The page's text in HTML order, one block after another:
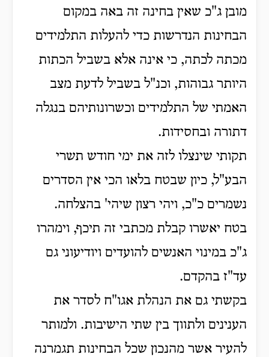
מובן ג"כ שאין בחינה זה באה במקום
הבחינות הנדרשות כדי להעלות התלמידים
מכתה לכתה, כי אינה אלא בשביל הכתות
היותר גבוהות, וכנ"ל בשביל לדעת מצב
האמתי של התלמידים וכשרונותיהם בנגלה
דתורה ובחסידות.
תקותי שינצלו לזה את ימי חודש תשרי
הבע"ל, כיון שבטח בלאו הכי אין הסדרים
נשמרים כ"כ, ויהי רצון שיהי' בהצלחה.
בטח יאשרו קבלת מכתבי זה תיכף, וימהרו
ג"כ במינוי האנשים להועדים ויודיעוני גם
עד"ז בהקדם.
בקשתי גם את הנהלת אגו"ח לסדר את
הענינים ולתווך בין שתי הישיבות. ולמותר
להעיר אשר מהנכון שכל הבחינות תגמרנה